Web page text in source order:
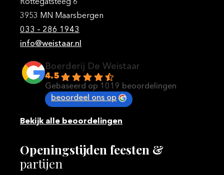
Rottegatsteeg 6
3953 MN Maarsbergen
033 – 286 1943
info@weistaar.nl
Boerderij De Weistaar
4.5
Gebaseerd op 1019 beoordelingen
beoordeel ons op
Bekijk alle beoordelingen
Openingstijden feesten &
partijen